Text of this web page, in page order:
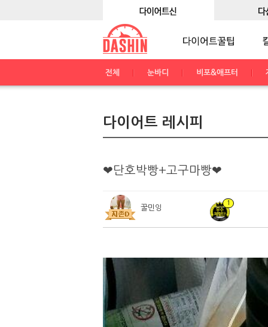
전체 눈바디 비포&애프터
다이어트 레시피
❤단호박빵+고구마빵❤
꿀민잉
1